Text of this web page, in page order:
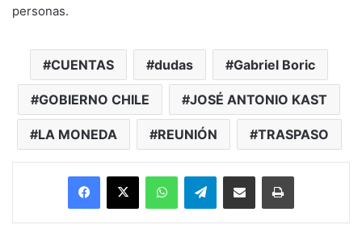
personas.
CUENTAS dudas Gabriel Boric
GOBIERNO CHILE JOSÉ ANTONIO KAST
LA MONEDA REUNIÓN TRASPASO
Facebook
X WhatsAppTelegramEnviar vía email Imprimir